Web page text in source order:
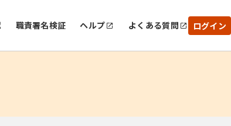
職責署名検証 ヘルプ よくある質問 ログイン